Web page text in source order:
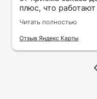
плюс, что
заказами.
на кружку в
оперативно и
терпеливость,
Читать полностью
Отзыв Яндекс Карты